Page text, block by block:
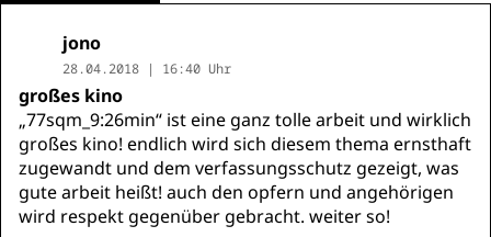
jono
28.04.2018 | 16:40 Uhr
großes kino
„77sqm_9:26min“ ist eine ganz tolle arbeit und wirklich
großes kino! endlich wird sich diesem thema ernsthaft
zugewandt und dem verfassungsschutz gezeigt, was
gute arbeit heißt! auch den opfern und angehörigen
wird respekt gegenüber gebracht. weiter so!